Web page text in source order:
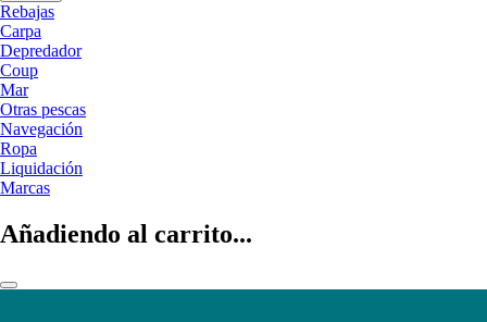
Rebajas
Carpa
Depredador
Coup
Mar
Otras pescas
Navegación
Ropa
Liquidación
Marcas
Añadiendo al carrito...